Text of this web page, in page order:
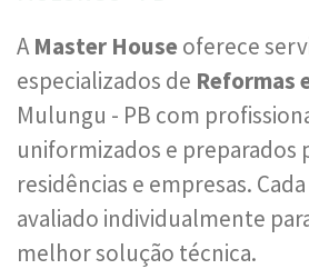
AMaster House oferece
especializados de Reformas
Mulungu - PB com
uniformizados e preparados
residências e empresas.
avaliado individualmente
melhor solução técnica.